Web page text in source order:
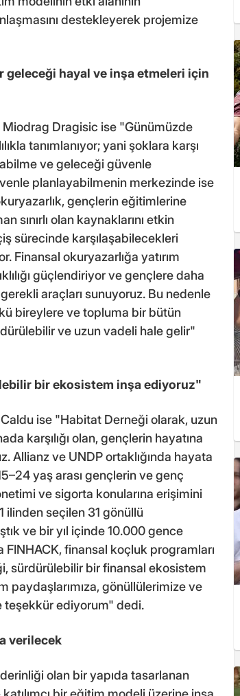
destekleyerek projemize
hayal ve inşa etmeleri için
Miodrag Dragisic ise "Günümüzde
tanımlanıyor; yani şoklara karşı
ve geleceği güvenle
planlayabilmenin merkezinde ise
gençlerin eğitimlerine
sınırlı olan kaynaklarını etkin
sürecinde karşılaşabilecekleri
Finansal okuryazarlığa yatırım
güçlendiriyor ve gençlere daha
araçları sunuyoruz. Bu nedenle
bireylere ve topluma bir bütün
ve uzun vadeli hale gelir"
bir ekosistem inşa ediyoruz"
ise "Habitat Derneği olarak, uzun
karşılığı olan, gençlerin hayatına
Allianz ve UNDP ortaklığında hayata
yaş arası gençlerin ve genç
ve sigorta konularına erişimini
seçilen 31 gönüllü
ve bir yıl içinde 10.000 gence
FINHACK, finansal koçluk programları
sürdürülebilir bir finansal ekosistem
paydaşlarımıza, gönüllülerimize ve
teşekkür ediyorum" dedi.
verilecek
olan bir yapıda tasarlanan